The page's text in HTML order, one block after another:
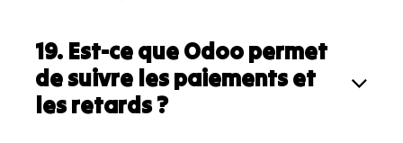
19. Est-ce que Odoo permet
de suivre les paiements et
les retards ?